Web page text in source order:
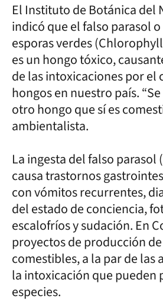
El Instituto de Botánica del
indicó que el falso parasol
esporas verdes
es un hongo tóxico,
de las intoxicaciones por el
hongos en nuestro país.
otro hongo que sí es
ambientalista.
La ingesta del falso parasol
causa trastornos
con vómitos recurrentes,
del estado de conciencia,
escalofríos y sudación. En
proyectos de producción
comestibles, a la par de las
la intoxicación que pueden
especies.